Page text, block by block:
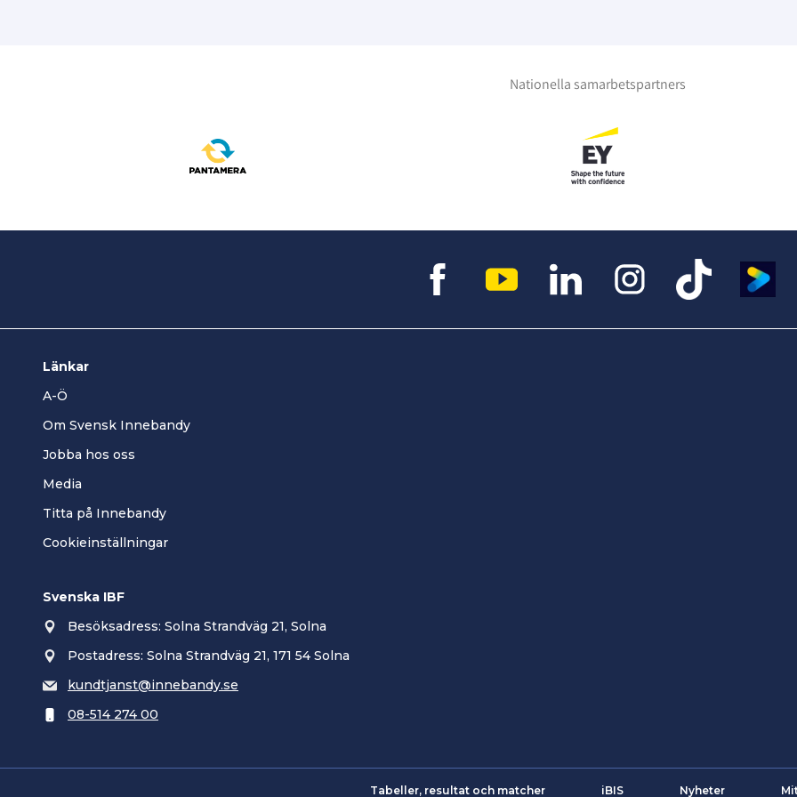
Nationella samarbetspartners
Länkar
A-Ö
Om Svensk Innebandy
Jobba hos oss
Media
Titta på Innebandy
Cookieinställningar
Svenska IBF
Besöksadress: Solna Strandväg 21, Solna
Postadress: Solna Strandväg 21, 171 54 Solna
kundtjanst@innebandy.se
08-514 274 00
Tabeller, resultat och matcher iBIS Nyheter